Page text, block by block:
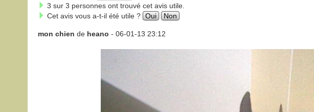
3 sur 3 personnes ont trouvé cet avis utile.
Cet avis vous a-t-il été utile ? Oui Non
mon chien de heano - 06-01-13 23:12